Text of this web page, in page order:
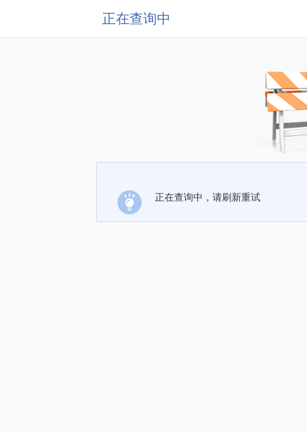
正在查询中
正在查询中，请刷新重试